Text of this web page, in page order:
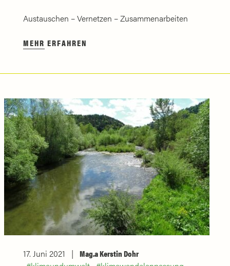
Austauschen – Vernetzen – Zusammenarbeiten
MEHR ERFAHREN
17. Juni 2021
Mag.a Kerstin Dohr